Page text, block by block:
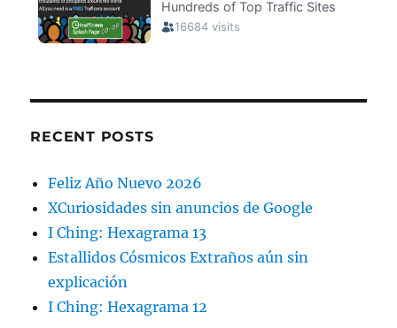
RECENT POSTS
Feliz Año Nuevo 2026
XCuriosidades sin anuncios de Google
I Ching: Hexagrama 13
Estallidos Cósmicos Extraños aún sin
explicación
I Ching: Hexagrama 12